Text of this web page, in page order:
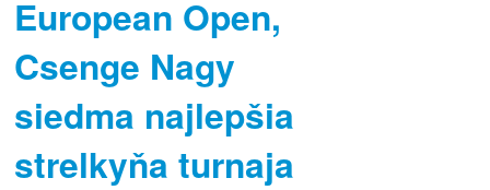
European Open,
Csenge Nagy
siedma najlepšia
strelkyňa turnaja